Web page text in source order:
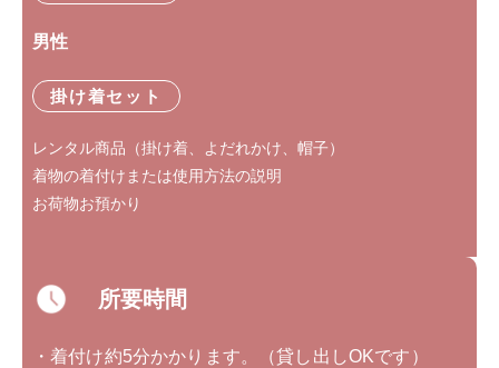
男性
掛け着セット
レンタル商品（掛け着、よだれかけ、帽子）
着物の着付けまたは使用方法の説明
お荷物お預かり
所要時間
・着付け約5分かかります。（貸し出しOKです）